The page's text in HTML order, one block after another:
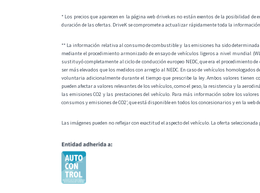
* Los precios que aparecen en la página web drivek.es no están exentos de la posibilidad
duración de las ofertas. DriveK se compromete a actualizar rápidamente toda la
** La información relativa al consumo de combustible y las emisiones ha sido
mediante el procedimiento armonizado de ensayo de vehículos ligeros a nivel mundial
sustituyó completamente al ciclo de conducción europeo NEDC, que era el procedimiento
ser más elevados que los medidos con arreglo al NEDC. En caso de vehículos
voluntaria adicionalmente durante el tiempo que prescribe la ley. Ambos valores tienen
pueden afectar a valores relevantes de los vehículos, como el peso, la resistencia y la
las emisiones CO2 y las prestaciones del vehículo. Para más información sobre los
consumos y emisiones de CO2’, que está disponible en todos los concesionarios y en la
Las imágenes pueden no reflejar con exactitud el aspecto del vehículo. La oferta